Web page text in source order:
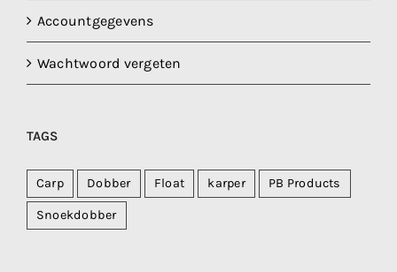
Accountgegevens
Wachtwoord vergeten
TAGS
Carp Dobber Float karper PB Products
Snoekdobber